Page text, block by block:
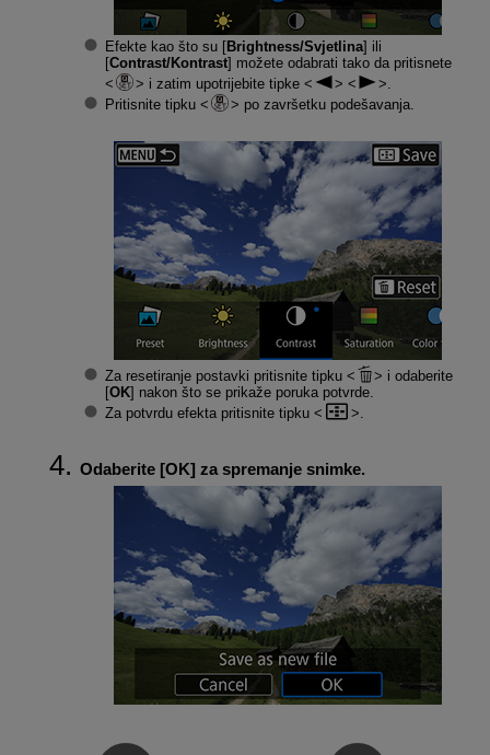
Efekte kao što su [Brightness/Svjetlina] ili
[Contrast/Kontrast] možete odabrati tako da pritisnete
i zatim upotrijebite tipke
.
Pritisnite tipku
po završetku podešavanja.
Za resetiranje postavki pritisnite tipku
i odaberite
[OK] nakon što se prikaže poruka potvrde.
Za potvrdu efekta pritisnite tipku
.
Odaberite [OK] za spremanje snimke.